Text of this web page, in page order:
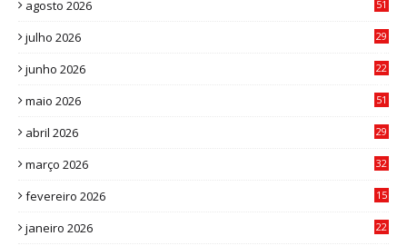
agosto 2026 51
julho 2026
29
junho 2026
22
maio 2026
51
abril 2026
29
março 2026
32
fevereiro 2026
15
janeiro 2026
22